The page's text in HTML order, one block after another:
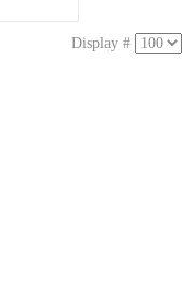
Display #